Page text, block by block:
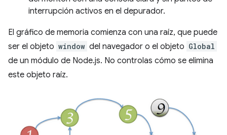
interrupción activos en el depurador.
El gráfico de memoria comienza con una raíz, que puede
ser el objeto window del navegador o el objeto Global
de un módulo de Node.js. No controlas cómo se elimina
este objeto raíz.